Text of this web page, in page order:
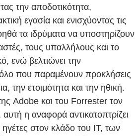
την αποδοτικότητα,
εγασία και ενισχύοντας τις
τα ιδρύματα να υποστηρίζουν
τους υπαλλήλους και το
ενώ βελτιώνει την
που παραμένουν προκλήσεις
την ετοιμότητα και την ηθική.
Adobe και του Forrester τον
η αναφορά αντικατοπτρίζει
στον κλάδο του IT, των